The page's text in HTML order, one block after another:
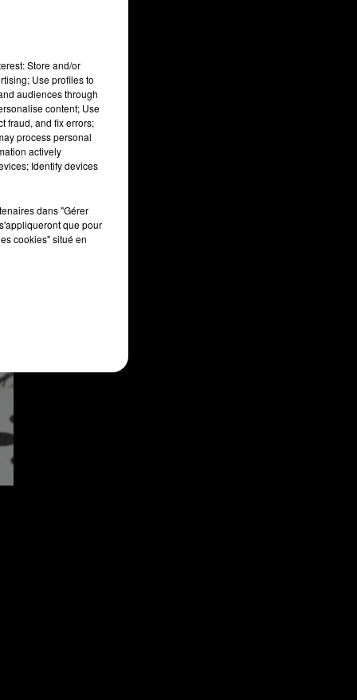
Store and/or
Use profiles to
audiences through
content; Use
fraud, and fix errors;
process personal
actively
Identify devices
dans "Gérer
que pour
cookies" situé en